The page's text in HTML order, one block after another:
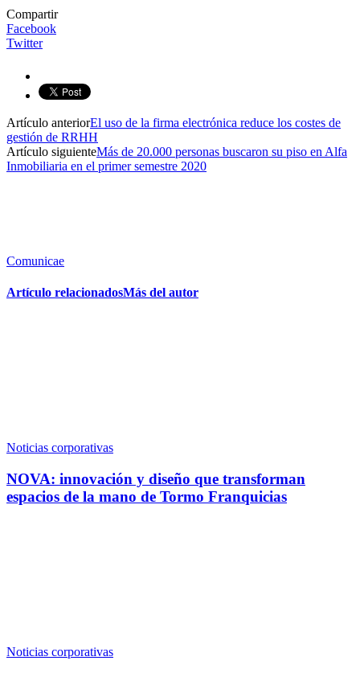
Compartir
Facebook
Twitter
Artículo anteriorEl uso de la firma electrónica reduce los costes de
gestión de RRHH
Artículo siguienteMás de 20.000 personas buscaron su piso en Alfa
Inmobiliaria en el primer semestre 2020
Comunicae
Artículo relacionadosMás del autor
Noticias corporativas
NOVA: innovación y diseño que transforman
espacios de la mano de Tormo Franquicias
Noticias corporativas